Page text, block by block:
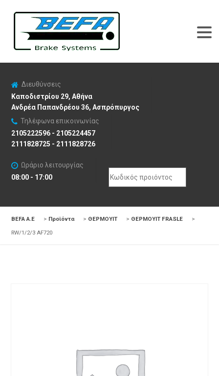
Διευθύνσεις
Καποδιστρίου 29, Αθήνα
Ανδρέα Παπανδρέου 36, Ασπρόπυργος
Τηλέφωνα επικοινωνίας
2105222596 - 2105224457
2111828725 - 2111828726
Ωράριο λειτουργίας
08:00 - 17:00
Search
for:
BEFA Α.Ε > Προϊόντα > ΘΕΡΜΟΥΙΤ > ΘΕΡΜΟΥΙΤ FRASLE
>
RW/1/2/3 AF720